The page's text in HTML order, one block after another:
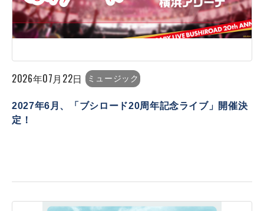
2026年07月22日 ミュージック
2027年6月、「ブシロード20周年記念ライブ」開催決
定！